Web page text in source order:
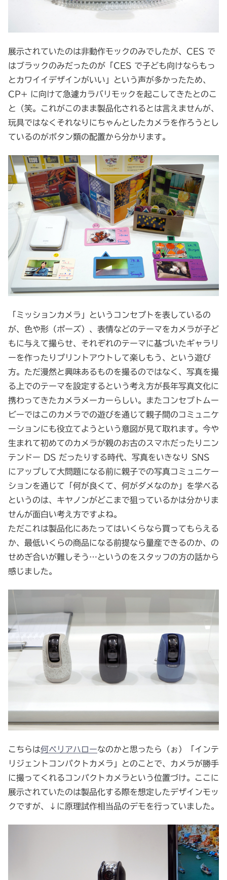
展示されていたのは非動作モックのみでしたが、CES で
はブラックのみだったのが「CES で子ども向けならもっ
とカワイイデザインがいい」という声が多かったため、
CP+ に向けて急遽カラバリモックを起こしてきたとのこ
と（笑。これがこのまま製品化されるとは言えませんが、
玩具ではなくそれなりにちゃんとしたカメラを作ろうとし
ているのがボタン類の配置から分かります。
「ミッションカメラ」というコンセプトを表しているの
が、色や形（ポーズ）、表情などのテーマをカメラが子ど
もに与えて撮らせ、それぞれのテーマに基づいたギャラリ
ーを作ったりプリントアウトして楽しもう、という遊び
方。ただ漫然と興味あるものを撮るのではなく、写真を撮
る上でのテーマを設定するという考え方が長年写真文化に
携わってきたカメラメーカーらしい。またコンセプトムー
ビーではこのカメラでの遊びを通じて親子間のコミュニケ
ーションにも役立てようという意図が見て取れます。今や
生まれて初めてのカメラが親のお古のスマホだったりニン
テンドー DS だったりする時代、写真をいきなり SNS
にアップして大問題になる前に親子での写真コミュニケー
ションを通じて「何が良くて、何がダメなのか」を学べる
というのは、キヤノンがどこまで狙っているかは分かりま
せんが面白い考え方ですよね。
ただこれは製品化にあたってはいくらなら買ってもらえる
か、最低いくらの商品になる前提なら量産できるのか、の
せめぎ合いが難しそう…というのをスタッフの方の話から
感じました。
こちらは何ペリアハローなのかと思ったら（ぉ）「インテ
リジェントコンパクトカメラ」とのことで、カメラが勝手
に撮ってくれるコンパクトカメラという位置づけ。ここに
展示されていたのは製品化する際を想定したデザインモッ
クですが、↓に原理試作相当品のデモを行っていました。